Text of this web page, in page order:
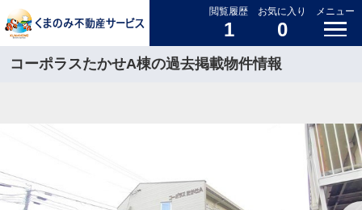
閲覧履歴
1
お気に入り
0
メニュー
コーポラスたかせA棟の過去掲載物件情報